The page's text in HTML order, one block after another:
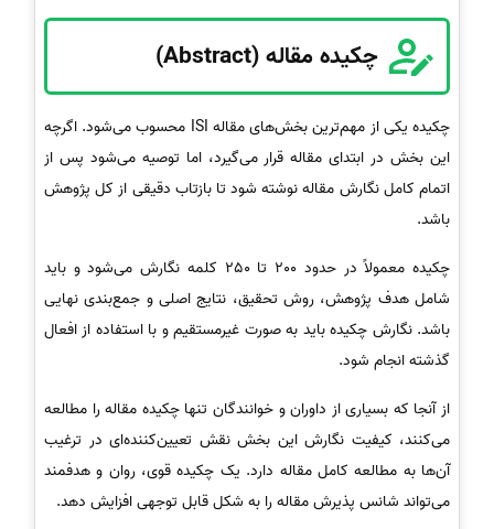
چکیده مقاله (Abstract)
چکیده یکی از مهم‌ترین بخش‌های مقاله ISI محسوب می‌شود. اگرچه
این بخش در ابتدای مقاله قرار می‌گیرد، اما توصیه می‌شود پس از
اتمام کامل نگارش مقاله نوشته شود تا بازتاب دقیقی از کل پژوهش
باشد.
چکیده معمولاً در حدود 200 تا 250 کلمه نگارش می‌شود و باید
شامل هدف پژوهش، روش تحقیق، نتایج اصلی و جمع‌بندی نهایی
باشد. نگارش چکیده باید به صورت غیرمستقیم و با استفاده از افعال
گذشته انجام شود.
از آنجا که بسیاری از داوران و خوانندگان تنها چکیده مقاله را مطالعه
می‌کنند، کیفیت نگارش این بخش نقش تعیین‌کننده‌ای در ترغیب
آن‌ها به مطالعه کامل مقاله دارد. یک چکیده قوی، روان و هدفمند
می‌تواند شانس پذیرش مقاله را به شکل قابل توجهی افزایش دهد.